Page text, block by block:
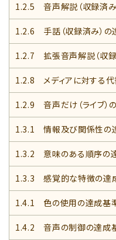
1.2.5 音声解説（収録済み
1.2.6 手話（収録済み）の
1.2.7 拡張音声解説（収
1.2.8 メディアに対する代
1.2.9 音声だけ（ライブ）
1.3.1 情報及び関係性の
1.3.2 意味のある順序の
1.3.3 感覚的な特徴の達
1.4.1 色の使用の達成基
1.4.2 音声の制御の達成